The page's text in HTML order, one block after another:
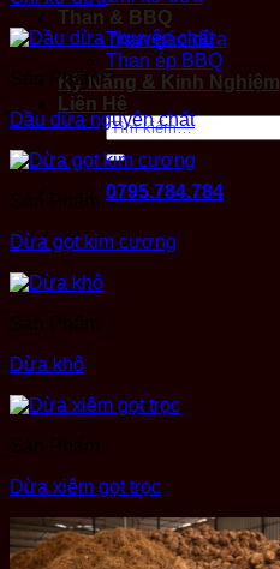
Than & BBQ
Than gáo dừa
Than ép BBQ
Kỹ Năng & Kinh Nghiệm
Liên Hệ
Tìm
kiếm:
0795.784.784
Sản Phẩm
Dầu dừa nguyên chất
Sản Phẩm
Dừa gọt kim cương
Sản Phẩm
Dừa khô
Sản Phẩm
Dừa xiêm gọt trọc